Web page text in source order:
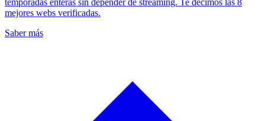
temporadas enteras sin depender de streaming. Te decimos las 8
mejores webs verificadas.
Saber más